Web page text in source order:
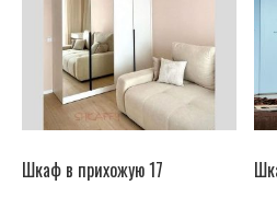
Шкаф в прихожую 17